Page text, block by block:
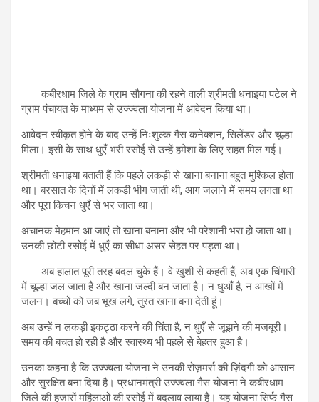
कबीरधाम जिले के ग्राम सौगना की रहने वाली श्रीमती धनाइया पटेल ने
ग्राम पंचायत के माध्यम से उज्ज्वला योजना में आवेदन किया था।
आवेदन स्वीकृत होने के बाद उन्हें निःशुल्क गैस कनेक्शन, सिलेंडर और चूल्हा
मिला। इसी के साथ धुएँ भरी रसोई से उन्हें हमेशा के लिए राहत मिल गई।
श्रीमती धनाइया बताती हैं कि पहले लकड़ी से खाना बनाना बहुत मुश्किल होता
था। बरसात के दिनों में लकड़ी भीग जाती थी, आग जलाने में समय लगता था
और पूरा किचन धुएँ से भर जाता था।
अचानक मेहमान आ जाएं तो खाना बनाना और भी परेशानी भरा हो जाता था।
उनकी छोटी रसोई में धुएँ का सीधा असर सेहत पर पड़ता था।
अब हालात पूरी तरह बदल चुके हैं। वे खुशी से कहती हैं, अब एक चिंगारी
में चूल्हा जल जाता है और खाना जल्दी बन जाता है। न धुआँ है, न आंखों में
जलन। बच्चों को जब भूख लगे, तुरंत खाना बना देती हूं।
अब उन्हें न लकड़ी इकट्ठा करने की चिंता है, न धुएँ से जूझने की मजबूरी।
समय की बचत हो रही है और स्वास्थ्य भी पहले से बेहतर हुआ है।
उनका कहना है कि उज्ज्वला योजना ने उनकी रोज़मर्रा की ज़िंदगी को आसान
और सुरक्षित बना दिया है। प्रधानमंत्री उज्ज्वला गैस योजना ने कबीरधाम
जिले की हजारों महिलाओं की रसोई में बदलाव लाया है। यह योजना सिर्फ गैस